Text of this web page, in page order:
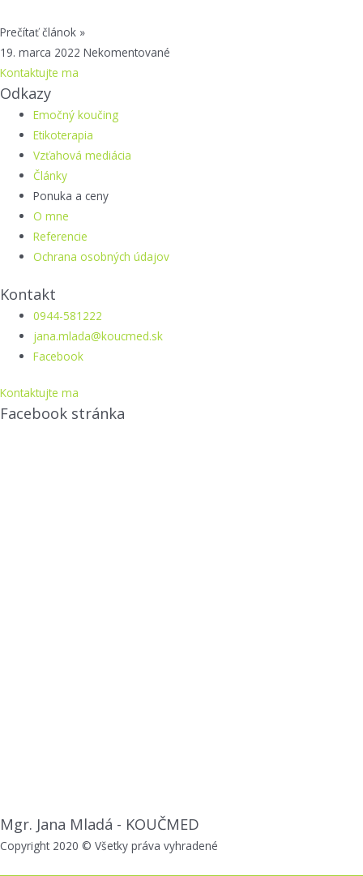
Prečítať článok »
19. marca 2022 Nekomentované
Kontaktujte ma
Odkazy
Emočný koučing
Etikoterapia
Vzťahová mediácia
Články
Ponuka a ceny
O mne
Referencie
Ochrana osobných údajov
Kontakt
0944-581222
jana.mlada@koucmed.sk
Facebook
Kontaktujte ma
Facebook stránka
Mgr. Jana Mladá - KOUČMED
Copyright 2020 © Všetky práva vyhradené